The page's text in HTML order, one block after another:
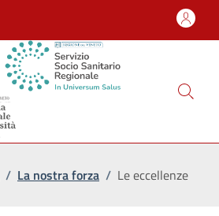
/ La nostra forza / Le eccellenze